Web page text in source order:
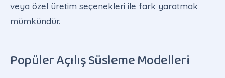
veya özel üretim seçenekleri ile fark yaratmak
mümkündür.
Popüler Açılış Süsleme Modelleri